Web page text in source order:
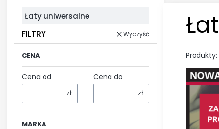
Łaty uniwersalne
FILTRY Wyczyść
CENA
Cena od
zł
Cena do
zł
MARKA
Produkty: